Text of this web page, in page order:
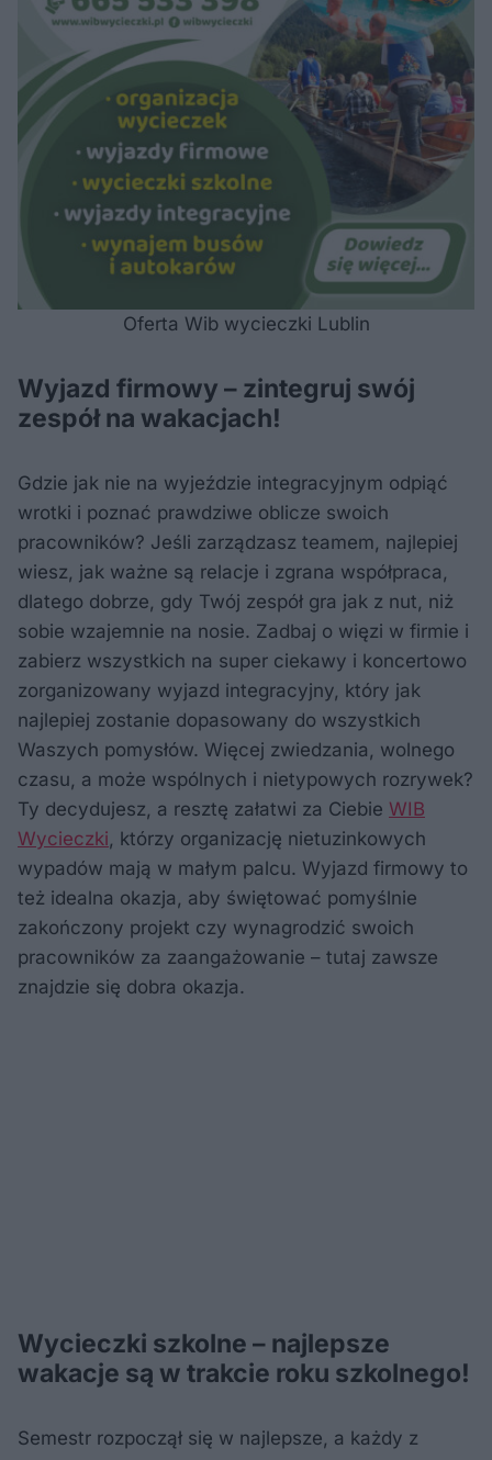
Oferta Wib wycieczki Lublin
Wyjazd firmowy – zintegruj swój
zespół na wakacjach!
Gdzie jak nie na wyjeździe integracyjnym odpiąć
wrotki i poznać prawdziwe oblicze swoich
pracowników? Jeśli zarządzasz teamem, najlepiej
wiesz, jak ważne są relacje i zgrana współpraca,
dlatego dobrze, gdy Twój zespół gra jak z nut, niż
sobie wzajemnie na nosie. Zadbaj o więzi w firmie i
zabierz wszystkich na super ciekawy i koncertowo
zorganizowany wyjazd integracyjny, który jak
najlepiej zostanie dopasowany do wszystkich
Waszych pomysłów. Więcej zwiedzania, wolnego
czasu, a może wspólnych i nietypowych rozrywek?
Ty decydujesz, a resztę załatwi za Ciebie WIB
Wycieczki, którzy organizację nietuzinkowych
wypadów mają w małym palcu. Wyjazd firmowy to
też idealna okazja, aby świętować pomyślnie
zakończony projekt czy wynagrodzić swoich
pracowników za zaangażowanie – tutaj zawsze
znajdzie się dobra okazja.
Wycieczki szkolne – najlepsze
wakacje są w trakcie roku szkolnego!
Semestr rozpoczął się w najlepsze, a każdy z